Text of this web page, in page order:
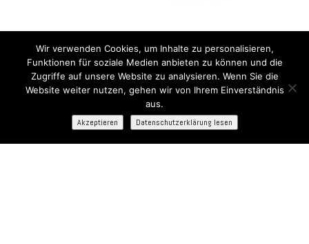
Wir verwenden Cookies, um Inhalte zu personalisieren,
Funktionen für soziale Medien anbieten zu können und die
Zugriffe auf unsere Website zu analysieren. Wenn Sie die
Website weiter nutzen, gehen wir von Ihrem Einverständnis
aus.
Akzeptieren
Datenschutzerklärung lesen